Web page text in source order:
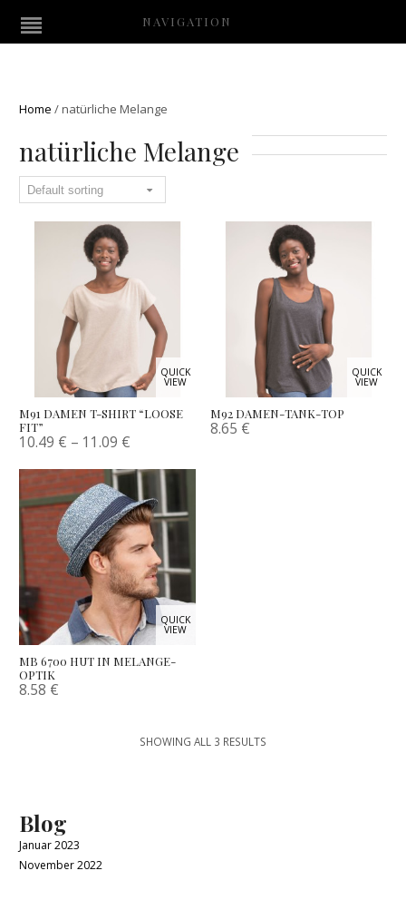
NAVIGATION
Home /natürliche Melange
natürliche Melange
QUICK
VIEW
M91 DAMEN T-SHIRT “LOOSE
FIT”
10.49 € – 11.09 €
QUICK
VIEW
M92 DAMEN-TANK-TOP
8.65 €
QUICK
VIEW
MB 6700 HUT IN MELANGE-
OPTIK
8.58 €
SHOWING ALL 3 RESULTS
Blog
Januar 2023
November 2022